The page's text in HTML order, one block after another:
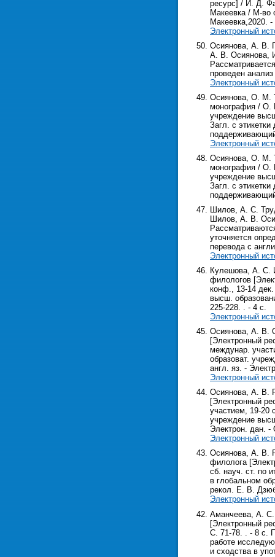
ресурс] / И. Д.
Макеевка / М-во
Макеевка,2020.
Электронный
Осиянова, А. В.
А. В. Осиянова,
проведен
Электронный
Осиянова, О. М.
монография / О.
учреждение
Загл. с
Электронный
Осиянова, О. М.
монография / О.
учреждение
Загл. с
Шилов, А. С.
Шилов, А. В.
уточняется
перевода с
Электронный
Кулешова, А. С.
филологов
конф., 13-14
высш.
225-228. . - 4 с.
Электронный
Осиянова, А. В.
[Электронный
междунар.
образоват.
англ. яз. -
Электронный
Осиянова, А. В.
[Электронный
участием, 19-20
учреждение
Электрон. дан. -
Электронный
Осиянова, А. В.
филолога
сб. науч. ст. по
в глобальном
рекол. Е. В.
Электронный
Аманчеева, А. С.
[Электронный
С. 71-78. . - 8 с.
работе
и сходства в